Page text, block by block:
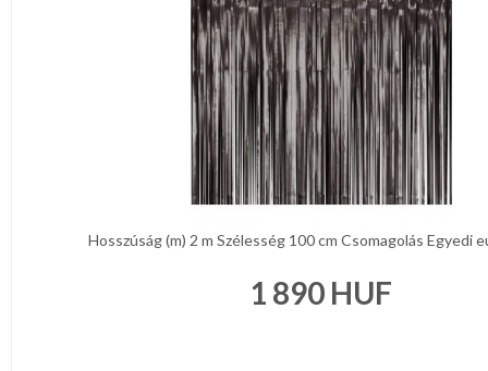
Hosszúság (m) 2 m Szélesség 100 cm Csomagolás Egyedi
1 890 HUF